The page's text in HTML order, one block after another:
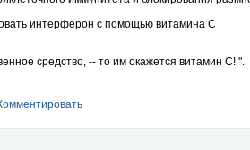
интерферон с помощью витамина С
средство, -- то им окажется витамин С! ".